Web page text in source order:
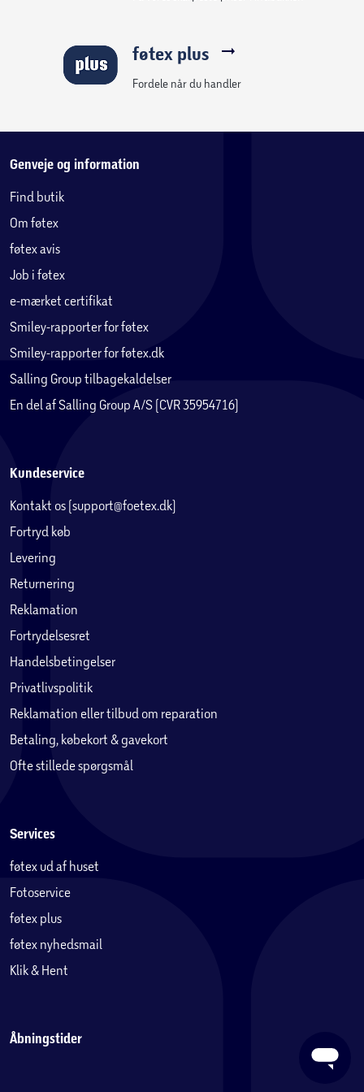
føtex plus
Fordele når du handler
Genveje og information
Find butik
Om føtex
føtex avis
Job i føtex
e-mærket certifikat
Smiley-rapporter for føtex
Smiley-rapporter for føtex.dk
Salling Group tilbagekaldelser
En del af Salling Group A/S (CVR 35954716)
Kundeservice
Kontakt os (support@foetex.dk)
Fortryd køb
Levering
Returnering
Reklamation
Fortrydelsesret
Handelsbetingelser
Privatlivspolitik
Reklamation eller tilbud om reparation
Betaling, købekort & gavekort
Ofte stillede spørgsmål
Services
føtex ud af huset
Fotoservice
føtex plus
føtex nyhedsmail
Klik & Hent
Åbningstider